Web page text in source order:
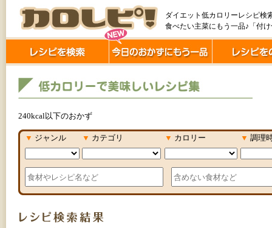
ダイエット低カロリーレシピ検
食べたい主菜にもう一品♪「付
240kcal以下のおかず
▼ ジャンル ▼ カテゴリ ▼ カロリー ▼ 調理